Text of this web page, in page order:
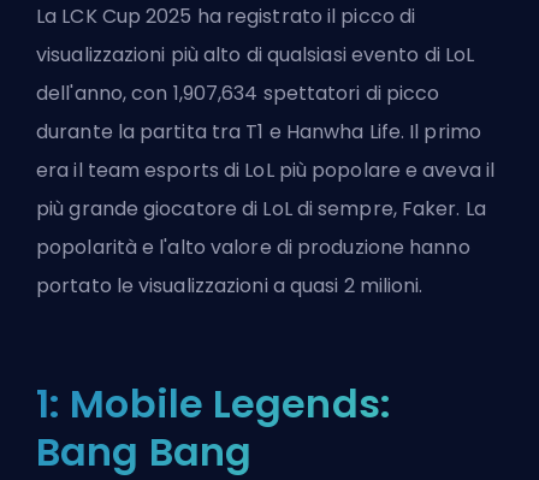
La LCK Cup 2025 ha registrato il picco di
visualizzazioni più alto di qualsiasi evento di LoL
dell'anno, con 1,907,634 spettatori di picco
durante la partita tra T1 e Hanwha Life. Il primo
era il team esports di LoL più popolare e aveva il
più grande giocatore di LoL di sempre, Faker. La
popolarità e l'alto valore di produzione hanno
portato le visualizzazioni a quasi 2 milioni.
1: Mobile Legends:
Bang Bang